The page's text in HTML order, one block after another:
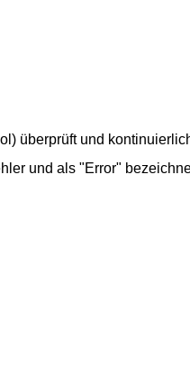
überprüft und
und als "Error"